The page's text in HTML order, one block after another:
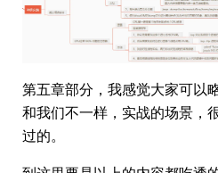
第五章部分，我感觉大家可以
和我们不一样，实战的场景，
过的。